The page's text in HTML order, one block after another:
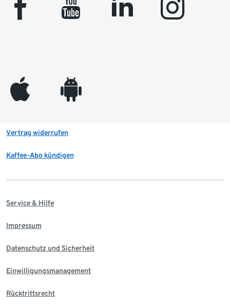
facebook youtube linkedin instagram
appleinc android
Vertrag widerrufen
Kaffee-Abo kündigen
Service & Hilfe
Impressum
Datenschutz und Sicherheit
Einwilligungsmanagement
Rücktrittsrecht